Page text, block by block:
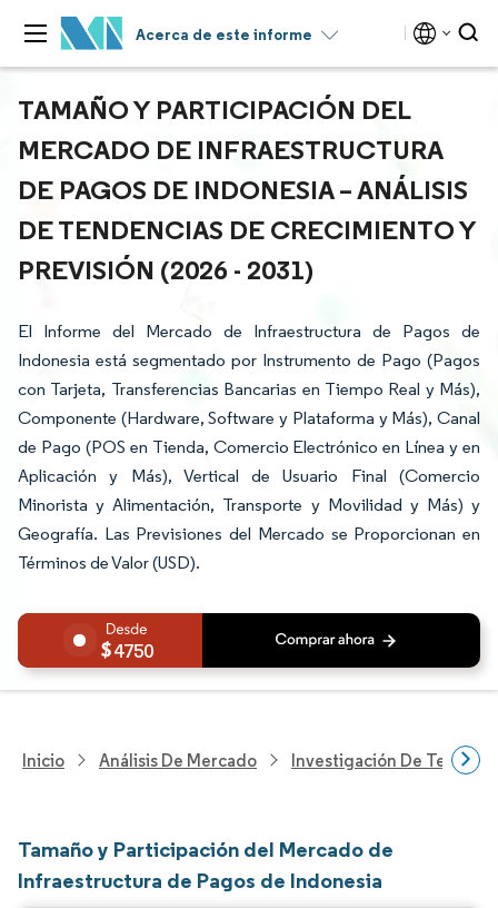
Acerca de este informe
TAMAÑO Y PARTICIPACIÓN DEL
MERCADO DE INFRAESTRUCTURA
DE PAGOS DE INDONESIA – ANÁLISIS
DE TENDENCIAS DE CRECIMIENTO Y
PREVISIÓN (2026 - 2031)
El Informe del Mercado de Infraestructura de Pagos de
Indonesia está segmentado por Instrumento de Pago (Pagos
con Tarjeta, Transferencias Bancarias en Tiempo Real y Más),
Componente (Hardware, Software y Plataforma y Más), Canal
de Pago (POS en Tienda, Comercio Electrónico en Línea y en
Aplicación y Más), Vertical de Usuario Final (Comercio
Minorista y Alimentación, Transporte y Movilidad y Más) y
Geografía. Las Previsiones del Mercado se Proporcionan en
Términos de Valor (USD).
4750
Inicio Análisis De Mercado Investigación De
Tamaño y Participación del Mercado de
Infraestructura de Pagos de Indonesia